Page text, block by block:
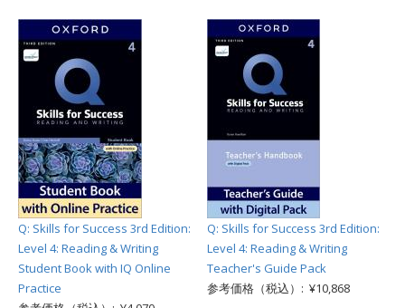
Q: Skills for Success 3rd Edition:
Level 4: Reading & Writing
Student Book with IQ Online
Practice
Q: Skills for Success 3rd Edition:
Level 4: Reading & Writing
Teacher's Guide Pack
参考価格（税込）: ¥10,868